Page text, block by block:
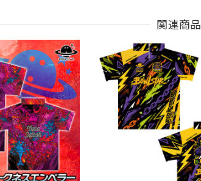
関連商品